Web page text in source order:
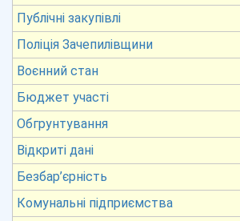
Публічні закупівлі
Поліція Зачепилівщини
Воєнний стан
Бюджет участі
Обгрунтування
Відкриті дані
Безбар’єрність
Комунальні підприємства